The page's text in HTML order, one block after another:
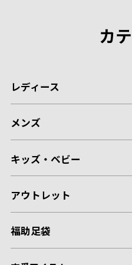
カ
レディース
メンズ
キッズ・ベビー
アウトレット
福助足袋